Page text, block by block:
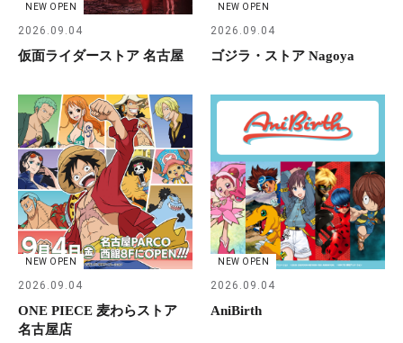
NEW OPEN
2026.09.04
仮面ライダーストア 名古屋
NEW OPEN
2026.09.04
ゴジラ・ストア Nagoya
NEW OPEN
2026.09.04
ONE PIECE 麦わらストア
名古屋店
NEW OPEN
2026.09.04
AniBirth